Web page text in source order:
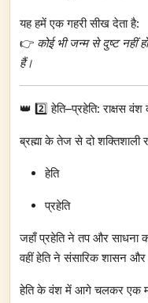
यह हमें एक गहरी सीख देता है:
👉 कोई भी जन्म से दुष्ट नहीं
हैं।
👑 2️⃣ हेति–प्रहेति: राक्षस वंश
ब्रह्मा के तेज से दो शक्तिशाली
हेति
प्रहेति
जहाँ प्रहेति ने तप और साधना
वहीं हेति ने संसारिक शासन और
हेति के वंश में आगे चलकर एक